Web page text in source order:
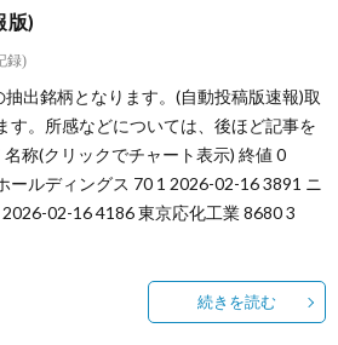
版)
録)
出銘柄となります。(自動投稿版速報)取
す。所感などについては、後ほど記事を
称(クリックでチャート表示) 終値 0
ールディングス 70 1 2026-02-16 3891 ニ
02-16 4186 東京応化工業 8680 3
続きを読む